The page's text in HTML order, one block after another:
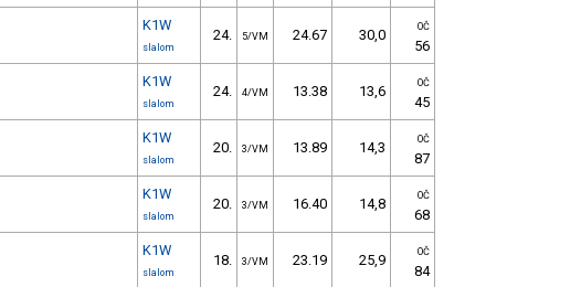
K1W
slalom
24. 5/VM 24.67 30,0 OČ
56
K1W
slalom
24. 4/VM 13.38 13,6 OČ
45
K1W
slalom
20. 3/VM 13.89 14,3 OČ
87
K1W
slalom
20. 3/VM 16.40 14,8 OČ
68
K1W
slalom
18. 3/VM 23.19 25,9 OČ
84